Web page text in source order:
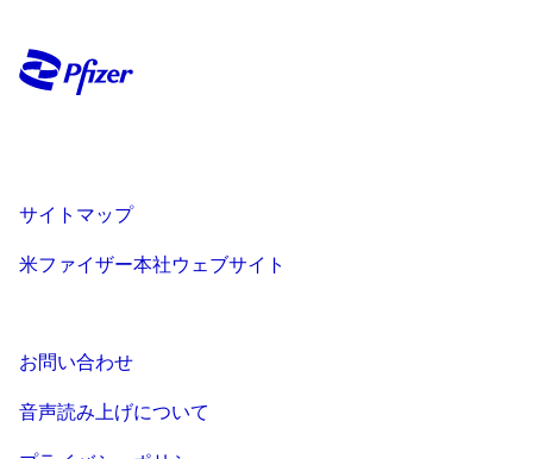
サイトマップ
米ファイザー本社ウェブサイト
お問い合わせ
音声読み上げについて